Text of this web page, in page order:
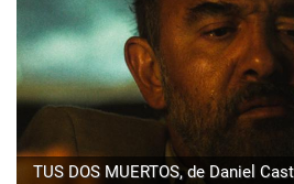
TUS DOS MUERTOS, de Daniel